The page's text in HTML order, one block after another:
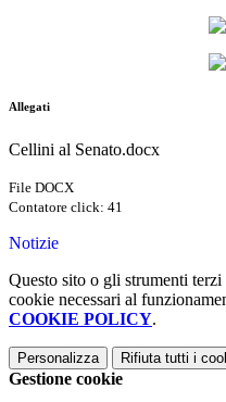
Allegati
Cellini al Senato.docx
File DOCX
Contatore click: 41
Notizie
Questo sito o gli strumenti
cookie necessari al
COOKIE POLICY.
Personalizza Rifiuta tutti i
Gestione cookie